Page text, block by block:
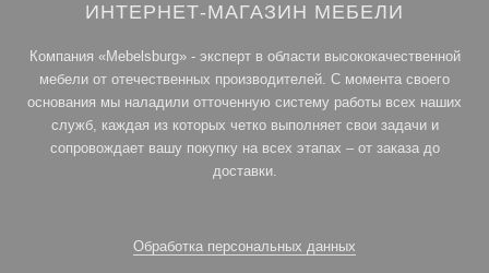
ИНТЕРНЕТ-МАГАЗИН МЕБЕЛИ
Компания «Mebelsburg» - эксперт в области высококачественной
мебели от отечественных производителей. С момента своего
основания мы наладили отточенную систему работы всех наших
служб, каждая из которых четко выполняет свои задачи и
сопровождает вашу покупку на всех этапах – от заказа до
доставки.
Обработка персональных данных